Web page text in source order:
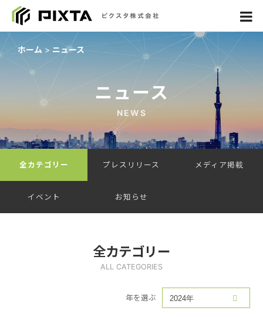
ホーム ニュース
ニュース
NEWS
全カテゴリー プレスリリース メディア掲載
イベント お知らせ
全カテゴリー
ALL CATEGORIES
年を選ぶ